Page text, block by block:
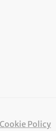
Cookie Policy